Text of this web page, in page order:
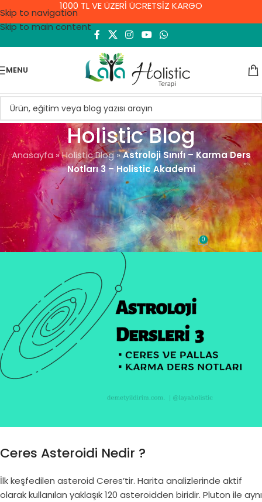
Skip to navigation
Skip to main content
1000 TL VE ÜZERİ ÜCRETSİZ KARGO
MENU
Holistic Blog
Anasayfa»Holistic Blog»Astroloji Sınıfı – Karma Ders
Notları 3 – Holistic Akademi
ASTROLOJI VE DOĞUM HARITASI
Astroloji Sınıfı – Karma Ders
Notları 3 – Holistic Akademi
Demet YıldırımOn 2 Şubat 2022 0
Ceres Asteroidi Nedir ?
İlk keşfedilen asteroid Ceres’tir. Harita analizlerinde aktif
olarak kullanılan yaklaşık 120 asteroidden biridir. Pluton ile aynı